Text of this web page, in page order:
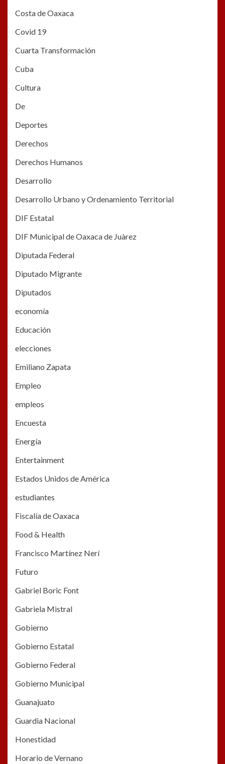
Costa de Oaxaca
Covid 19
Cuarta Transformación
Cuba
Cultura
De
Deportes
Derechos
Derechos Humanos
Desarrollo
Desarrollo Urbano y Ordenamiento Territorial
DIF Estatal
DIF Municipal de Oaxaca de Juàrez
Diputada Federal
Diputado Migrante
Diputados
economía
Educación
elecciones
Emiliano Zapata
Empleo
empleos
Encuesta
Energía
Entertainment
Estados Unidos de América
estudiantes
Fiscalía de Oaxaca
Food & Health
Francisco Martínez Nerí
Futuro
Gabriel Boric Font
Gabriela Mistral
Gobierno
Gobierno Estatal
Gobierno Federal
Gobierno Municipal
Guanajuato
Guardia Nacional
Honestidad
Horario de Vernano